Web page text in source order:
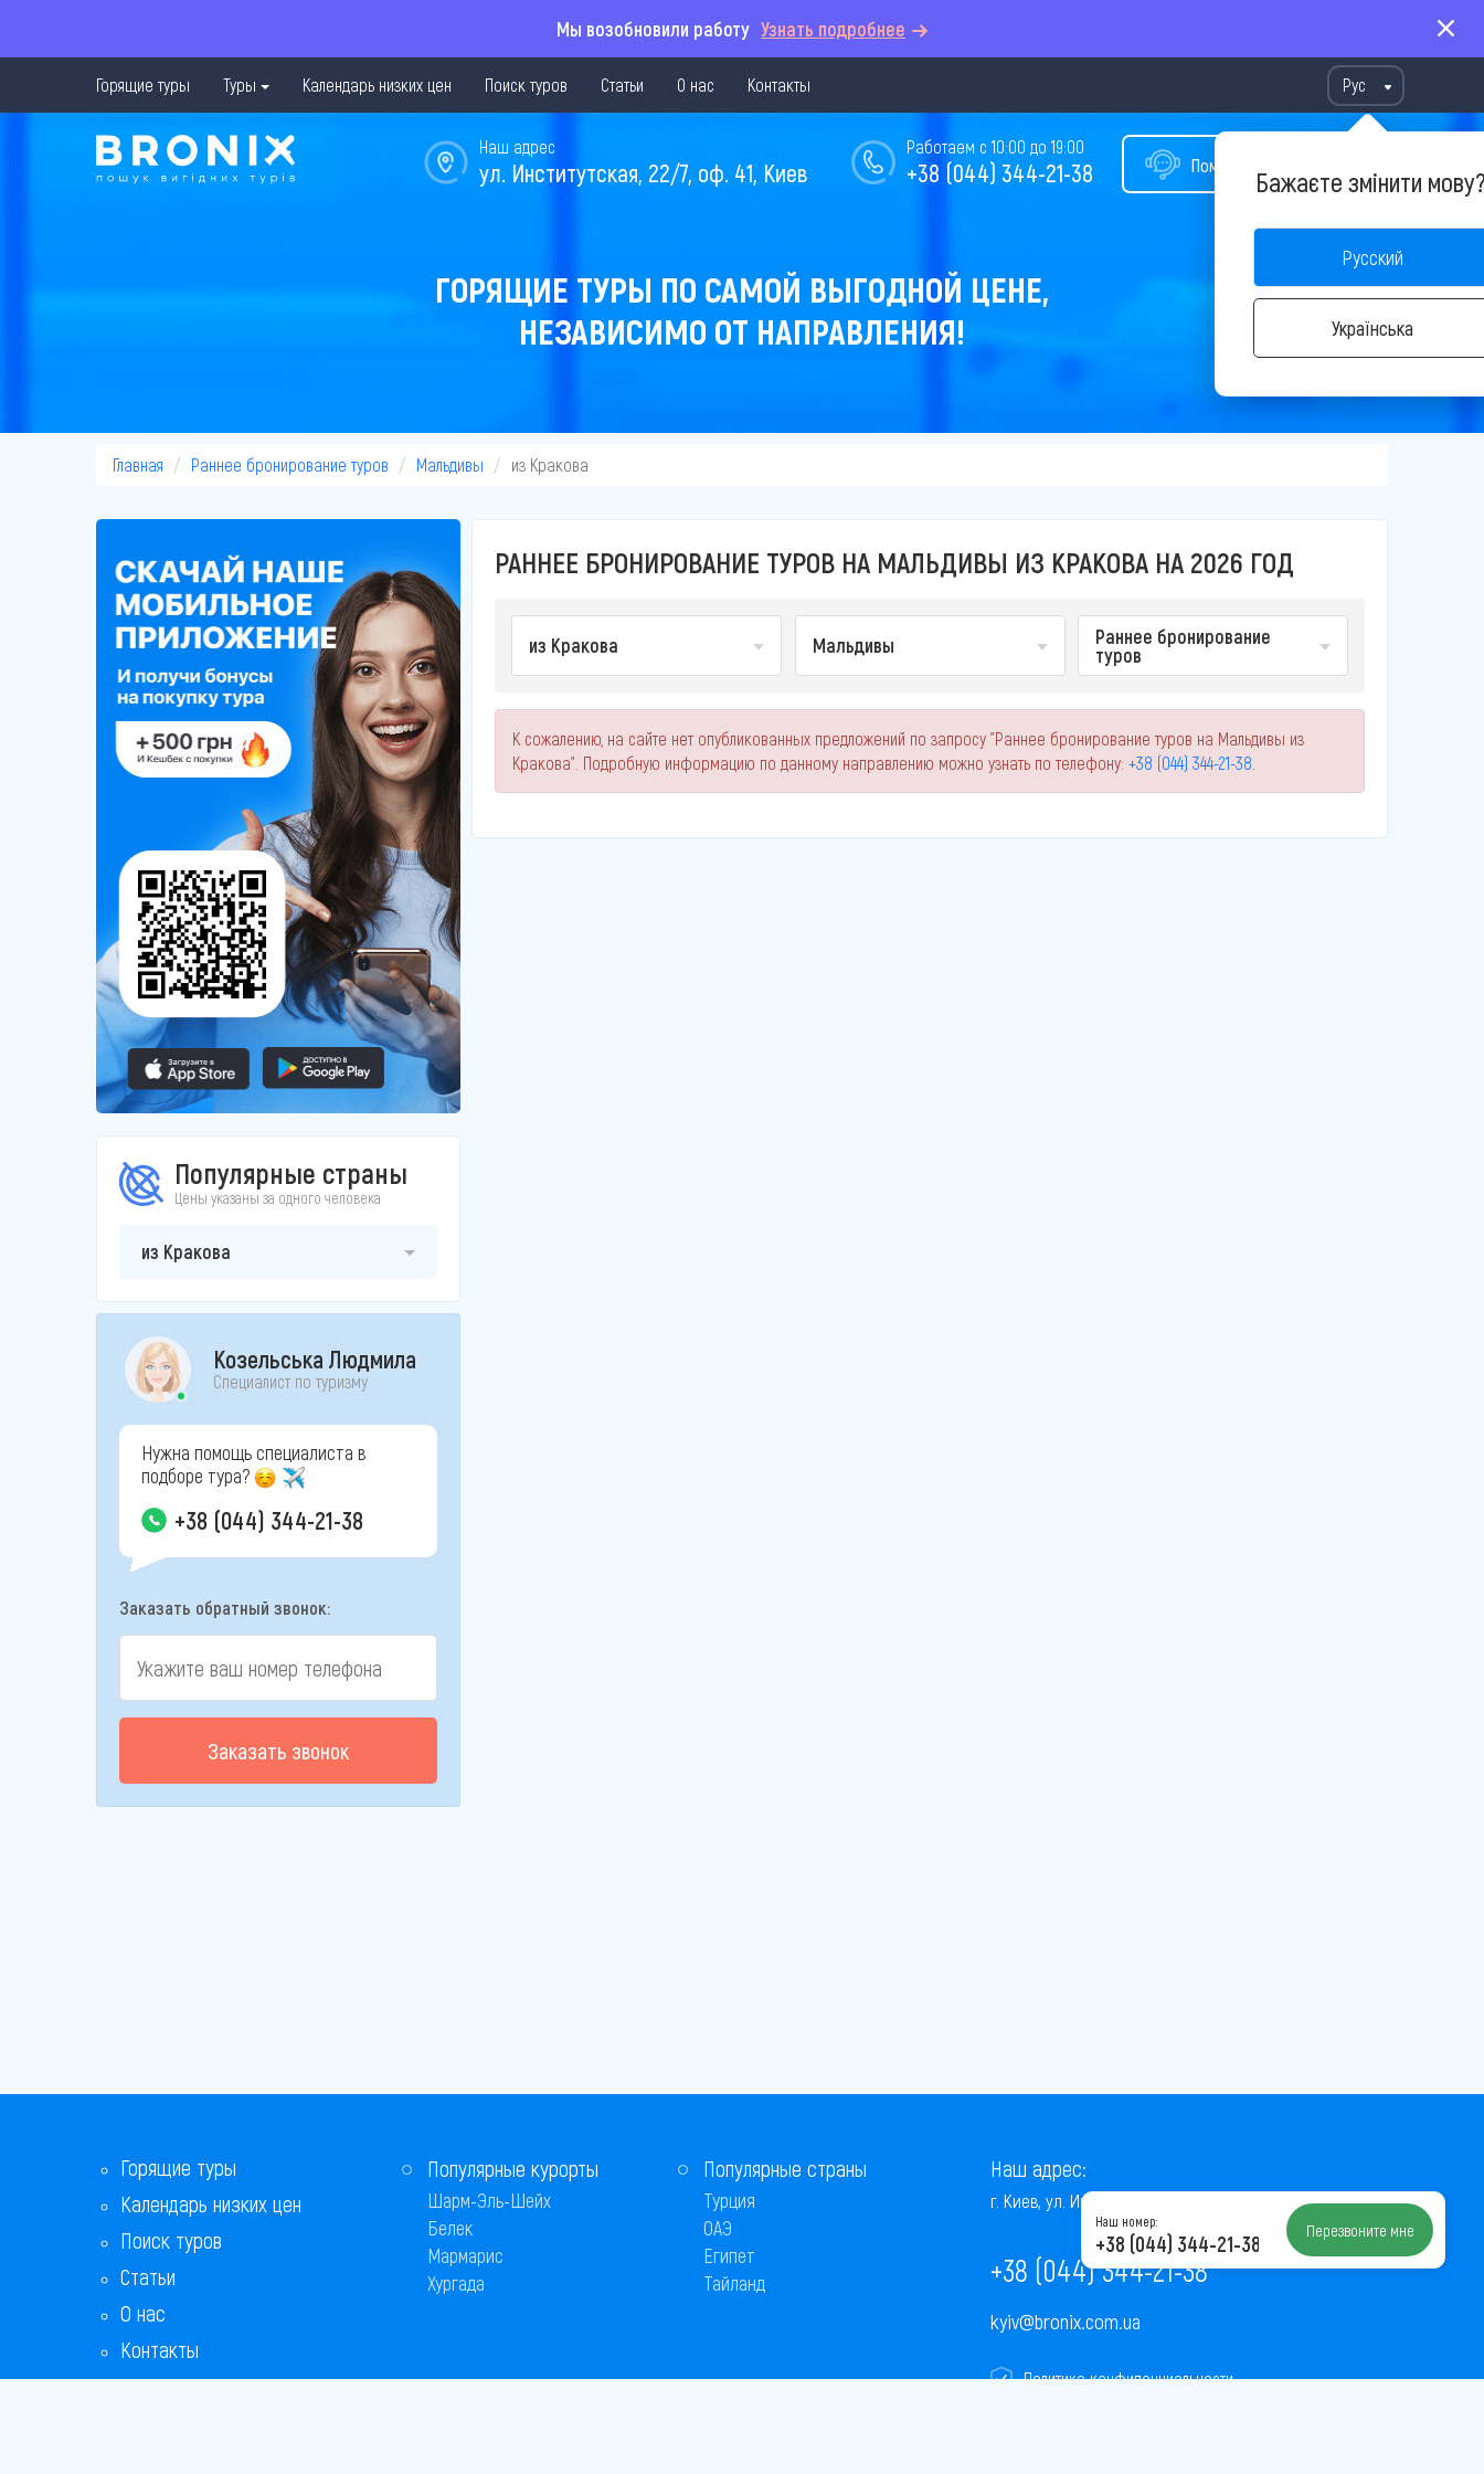
Мы возобновили работу Узнать подробнее
Горящие туры Туры Календарь низких цен Поиск туров Статьи О нас Контакты Рус
Бажаєте змінити
Русский
Українська
Помощь в подборе тура
Работаем с 10:00 до 19:00
+38 (044) 344-21-38
Наш адрес
ул. Институтская, 22/7, оф. 41, Киев
ГОРЯЩИЕ ТУРЫ ПО САМОЙ ВЫГОДНОЙ ЦЕНЕ,
НЕЗАВИСИМО ОТ НАПРАВЛЕНИЯ!
Главная Раннее бронирование туров Мальдивы из Кракова
Популярные страны
Цены указаны за одного человека
из Кракова
Козельська Людмила
Специалист по туризму
Нужна помощь специалиста в
подборе тура?
+38 (044) 344-21-38
Заказать обратный звонок:
Заказать звонок
РАННЕЕ БРОНИРОВАНИЕ ТУРОВ НА МАЛЬДИВЫ ИЗ КРАКОВА НА 2026 ГОД
из Кракова Мальдивы Раннее бронирование
туров
К сожалению, на сайте нет опубликованных предложений по запросу "Раннее бронирование туров на Мальдивы из
Кракова". Подробную информацию по данному направлению можно узнать по телефону: +38 (044) 344-21-38
Горящие туры
Календарь низких цен
Поиск туров
Статьи
О нас
Контакты
Бонусная программа
Популярные курорты
Шарм-Эль-Шейх
Белек
Мармарис
Хургада
Популярные страны
Турция
ОАЭ
Египет
Тайланд
Наш адрес:
г. Киев, ул. Институтская, 22/7, оф. 41
+38 (044) 344-21-38
kyiv@bronix.com.ua
Политика конфиденциальности
Наш номер:
+38 (044) 344-21-38 Перезвоните мне